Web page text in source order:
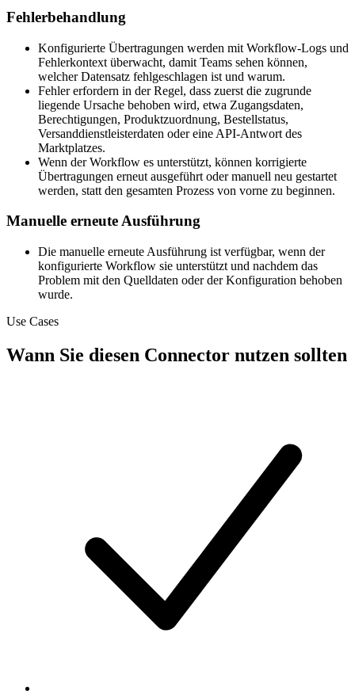
Fehlerbehandlung
Konfigurierte Übertragungen werden mit Workflow-Logs und
Fehlerkontext überwacht, damit Teams sehen können,
welcher Datensatz fehlgeschlagen ist und warum.
Fehler erfordern in der Regel, dass zuerst die zugrunde
liegende Ursache behoben wird, etwa Zugangsdaten,
Berechtigungen, Produktzuordnung, Bestellstatus,
Versanddienstleisterdaten oder eine API-Antwort des
Marktplatzes.
Wenn der Workflow es unterstützt, können korrigierte
Übertragungen erneut ausgeführt oder manuell neu gestartet
werden, statt den gesamten Prozess von vorne zu beginnen.
Manuelle erneute Ausführung
Die manuelle erneute Ausführung ist verfügbar, wenn der
konfigurierte Workflow sie unterstützt und nachdem das
Problem mit den Quelldaten oder der Konfiguration behoben
wurde.
Use Cases
Wann Sie diesen Connector nutzen sollten